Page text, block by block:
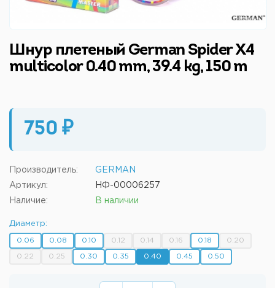
Шнур плетеный German Spider X4
multicolor 0.40 mm, 39.4 kg, 150 m
750 ₽
Производитель: GERMAN
Артикул: НФ-00006257
Наличие: В наличии
Диаметр:
0.06 0.08 0.10 0.12 0.14 0.16 0.18 0.20
0.22 0.25 0.30 0.35 0.40 0.45 0.50